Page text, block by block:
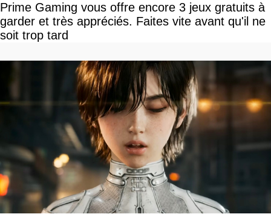
Prime Gaming vous offre encore 3 jeux gratuits à
garder et très appréciés. Faites vite avant qu'il ne
soit trop tard